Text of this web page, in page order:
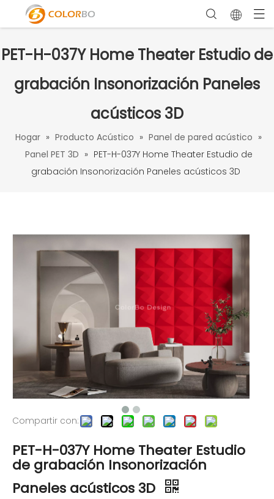
PET-H-037Y Home Theater Estudio de
grabación Insonorización Paneles
acústicos 3D
Hogar » Producto Acústico » Panel de pared acústico »
Panel PET 3D » PET-H-037Y Home Theater Estudio de
grabación Insonorización Paneles acústicos 3D
Compartir con:
PET-H-037Y Home Theater Estudio
de grabación Insonorización
Paneles acústicos 3D